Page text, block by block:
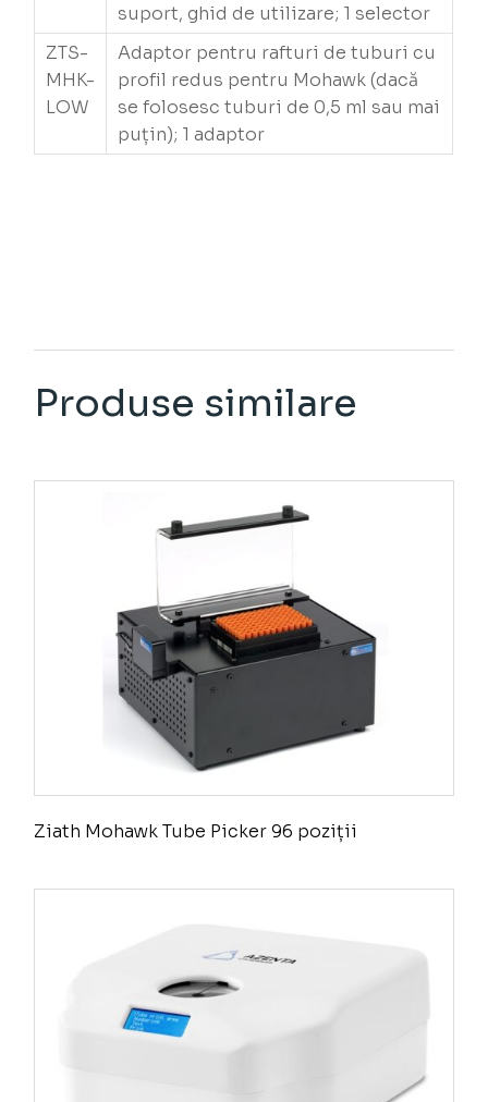
suport, ghid de utilizare; 1 selector
ZTS-
MHK-
LOW
Adaptor pentru rafturi de tuburi cu
profil redus pentru Mohawk (dacă
se folosesc tuburi de 0,5 ml sau mai
puțin); 1 adaptor
Produse similare
Ziath Mohawk Tube Picker 96 poziții